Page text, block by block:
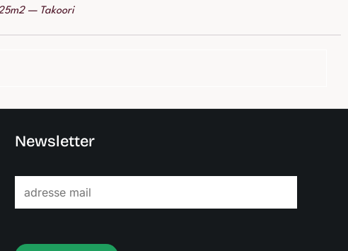
— Takoori
Newsletter